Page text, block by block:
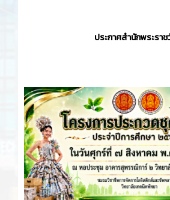
ประกาศสำนักพระราช